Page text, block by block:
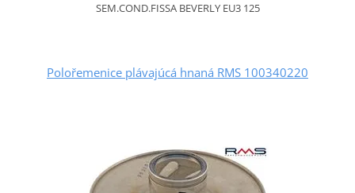
SEM.COND.FISSA BEVERLY EU3 125
Polořemenice plávajúcá hnaná RMS 100340220